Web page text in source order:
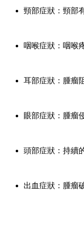
頸部症狀：頸部
咽喉症狀：咽喉
耳部症狀：腫瘤
眼部症狀：腫瘤
頭部症狀：持續
出血症狀：腫瘤